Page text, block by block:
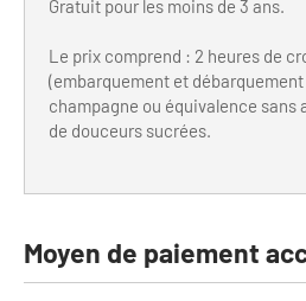
Bilan des actions de
Améliorer l’expérience
Besoins et attentes des visiteurs
Labels, Certifications et Normes
City Tours
Incentive et team building
Guides et interprètes
Gratuit pour les moins de 3 ans.
Le prix comprend : 2 heures de
(embarquement et débarquement
champagne ou équivalence sans
de douceurs sucrées.
Moyen de paiement